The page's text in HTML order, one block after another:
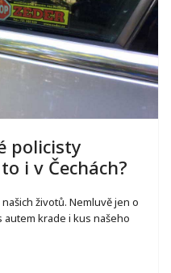
policisty
i v Čechách?
životů. Nemluvě jen o
autem krade i kus našeho